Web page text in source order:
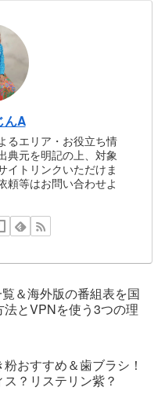
んA
るエリア・お役立ち情
典元を明記の上、対象
イトリンクいただけま
頼等はお問い合わせよ
＆海外版の番組表を国
法とVPNを使う3つの理
おすすめ＆歯ブラシ！
？リステリン紫？